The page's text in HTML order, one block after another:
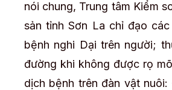
nói chung, Trung tâm Kiểm
sản tỉnh Sơn La chỉ đạo
bệnh nghi Dại trên người;
đường khi không được rọ
dịch bệnh trên đàn vật